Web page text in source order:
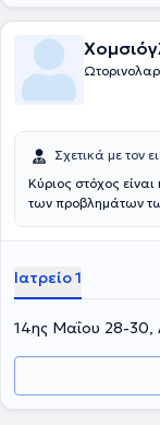
Σχετικά με τον
Κύριος στόχος
των προβλημάτων
των τεχνολογικών εξελίξεων. Για τον λόγο
ανανεώνονται αλλά
διαγνωστική και
ωτορινολαρυγγο-
Ιατρείο 1
14ης